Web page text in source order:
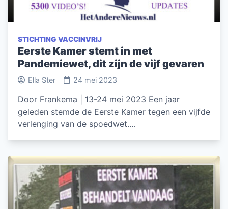
STICHTING VACCINVRIJ
Eerste Kamer stemt in met
Pandemiewet, dit zijn de vijf gevaren
Ella Ster 24 mei 2023
Door Frankema | 13-24 mei 2023 Een jaar
geleden stemde de Eerste Kamer tegen een vijfde
verlenging van de spoedwet.…